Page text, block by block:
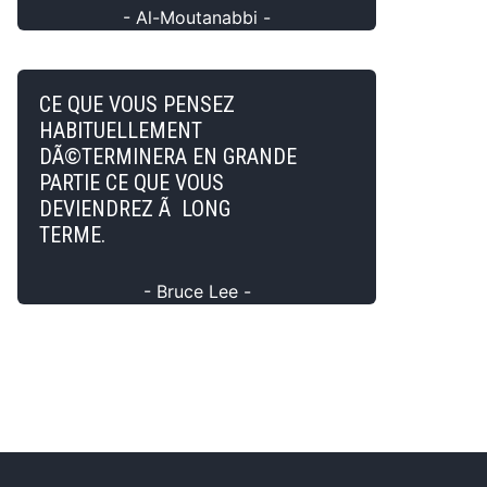
- Al-Moutanabbi -
CE QUE VOUS PENSEZ
HABITUELLEMENT
DÃ©TERMINERA EN GRANDE
PARTIE CE QUE VOUS
DEVIENDREZ Ã LONG
TERME.
- Bruce Lee -